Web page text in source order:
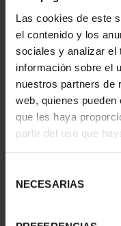
Las cookies de este
el contenido y los
sociales y analizar el
información sobre el
nuestros partners de
web, quienes
que les haya
partir del uso que
NECESARIAS
CAPITALES DE
PROVINCIA
3.796,00 €